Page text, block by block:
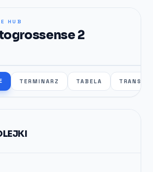
HUB
2
TERMINARZ TABELA